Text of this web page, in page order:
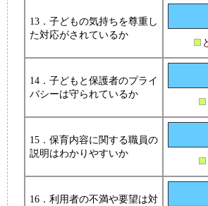
13．子どもの気持ちを尊重し
た対応がされているか
14．子どもと保護者のプライ
バシーは守られているか
15．保育内容に関する職員の
説明はわかりやすいか
16．利用者の不満や要望は対